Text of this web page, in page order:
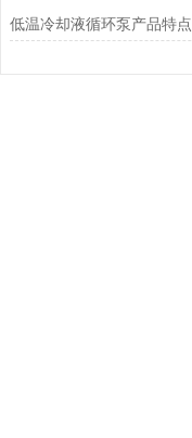
低温冷却液循环泵产品特点